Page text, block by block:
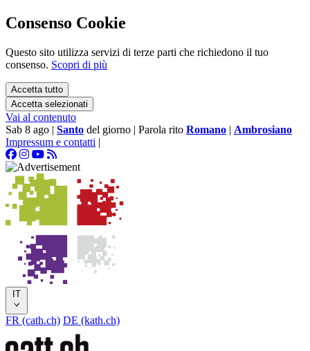
Consenso Cookie
Questo sito utilizza servizi di terze parti che richiedono il tuo
consenso. Scopri di più
Accetta tutto
Accetta selezionati
Vai al contenuto
Sab 8 ago | Santo del giorno | Parola rito Romano | Ambrosiano
Impressum e contatti |
IT
FR (cath.ch) DE (kath.ch)